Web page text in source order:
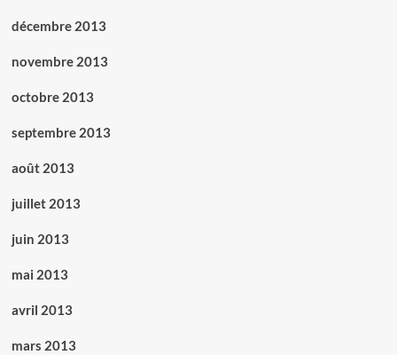
décembre 2013
novembre 2013
octobre 2013
septembre 2013
août 2013
juillet 2013
juin 2013
mai 2013
avril 2013
mars 2013